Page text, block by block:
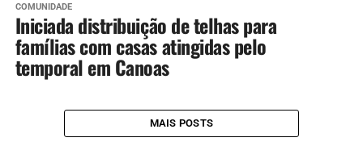
COMUNIDADE
Iniciada distribuição de telhas para
famílias com casas atingidas pelo
temporal em Canoas
MAIS POSTS